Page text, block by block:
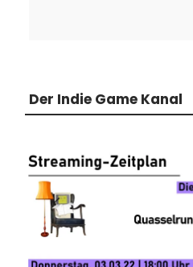
Der Indie Game Kanal